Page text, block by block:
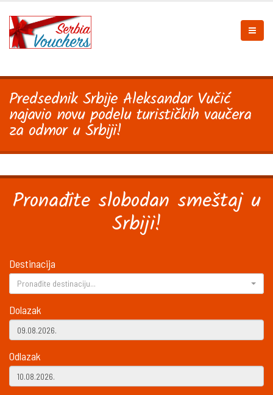
Predsednik Srbije Aleksandar Vučić
najavio novu podelu turističkih vaučera
za odmor u Srbiji!
Pronađite slobodan smeštaj u
Srbiji!
Destinacija
Pronađite destinaciju...
Dolazak
Odlazak